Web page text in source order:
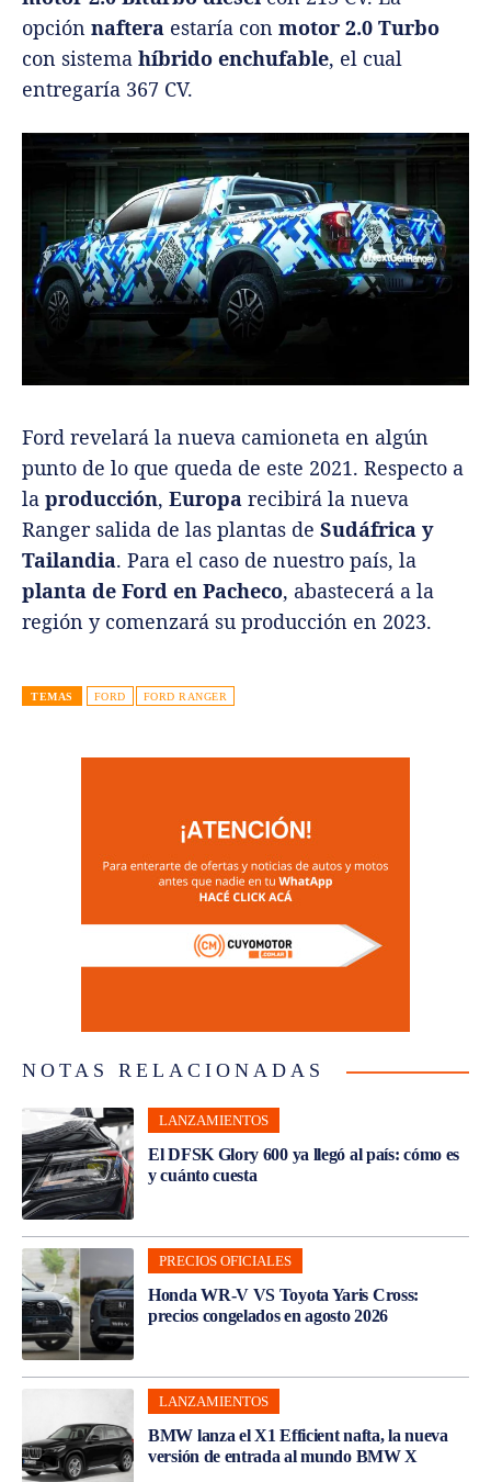
opción naftera estaría con motor 2.0 Turbo
con sistema híbrido enchufable, el cual
entregaría 367 CV.
Ford revelará la nueva camioneta en algún
punto de lo que queda de este 2021. Respecto a
la producción, Europa recibirá la nueva
Ranger salida de las plantas de Sudáfrica y
Tailandia. Para el caso de nuestro país, la
planta de Ford en Pacheco, abastecerá a la
región y comenzará su producción en 2023.
TEMAS FORD FORD RANGER
NOTAS RELACIONADAS
LANZAMIENTOS
El DFSK Glory 600 ya llegó al país: cómo es
y cuánto cuesta
PRECIOS OFICIALES
Honda WR-V VS Toyota Yaris Cross:
precios congelados en agosto 2026
LANZAMIENTOS
BMW lanza el X1 Efficient nafta, la nueva
versión de entrada al mundo BMW X